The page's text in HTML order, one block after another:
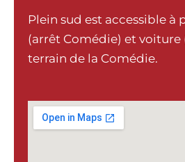
Plein sud est accessible à
(arrêt Comédie) et voiture
terrain de la Comédie.